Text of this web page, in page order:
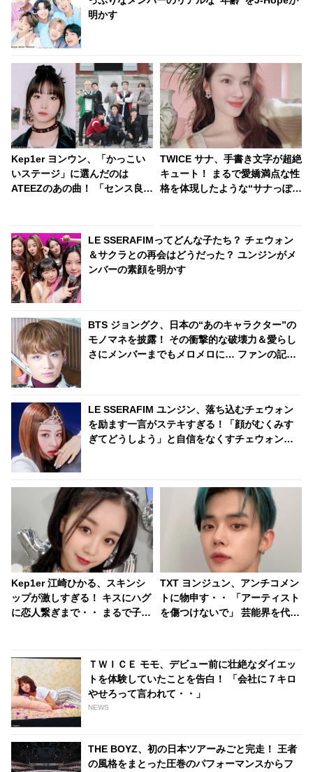
明かす
Kep1er ヨンウン、「かっこい
いステージ」に選んだのは
ATEEZのあの曲！ 「センス良す
TWICE サナ、手書き文字が超絶
キュート！ まるで愛嬌満点な性
格を体現したような“サナっぽ
LE SSERAFIMってどんな子たち？ チェウォン
＆サクラとの再会はどうだった？ ユンジンがメ
ンバーの素顔を明かす
BTS ジョングク、日本の“あのキャラクター”の
モノマネを披露！ その衝撃的な破壊力＆愛らし
さにメンバーまでもメロメロに… ファンの記憶
LE SSERAFIM ユンジン、落ち込むチェウォン
を励ます一言がステキすぎる！「顔がむくみす
ぎてどうしよう」と自信をなくすチェウォンに
Kep1er 江崎ひかる、スキンシ
ップが激しすぎる！ キスにハグ
に恋人繋ぎまで・・ まるで子犬
TXT ヨンジュン、アンチコメン
トに物申す・・ 「アーティスト
を傷つけないで」 芸能界を代表
ＴＷＩＣＥ モモ、デビュー前に壮絶なダイエッ
トを体験していたことを告白！ 「会社に７キロ
やせろって言われて・・」
NEWS
THE BOYZ、初の日本ツアーみごと完走！ 王者
の風格をまとった圧巻のパフォーマンスからフ